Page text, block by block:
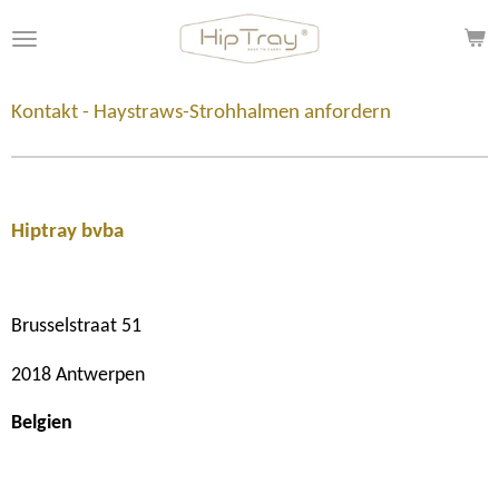
Hauptinhalt
Kontakt - Haystraws-Strohhalmen anfordern
Hiptray bvba
Brusselstraat 51
2018 Antwerpen
Belgien